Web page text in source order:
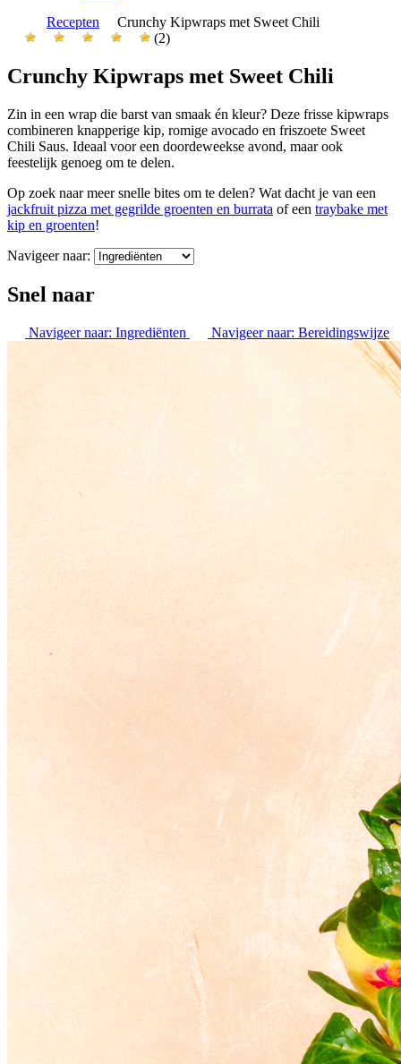
Recepten
Crunchy Kipwraps met Sweet Chili
(2)
Crunchy Kipwraps met Sweet Chili
Zin in een wrap die barst van smaak én kleur? Deze frisse kipwraps
combineren knapperige kip, romige avocado en friszoete Sweet
Chili Saus. Ideaal voor een doordeweekse avond, maar ook
feestelijk genoeg om te delen.
Op zoek naar meer snelle bites om te delen? Wat dacht je van een
jackfruit pizza met gegrilde groenten en burrata of een traybake met
kip en groenten!
Navigeer naar:
Snel naar
Navigeer naar: Ingrediënten Navigeer naar: Bereidingswijze